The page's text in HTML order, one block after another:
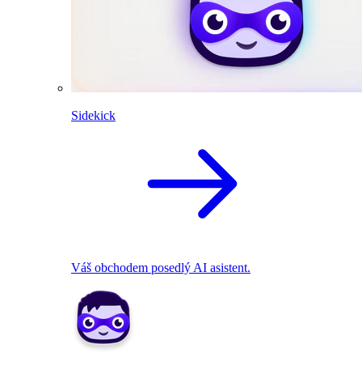
Sidekick
Váš obchodem posedlý AI asistent.